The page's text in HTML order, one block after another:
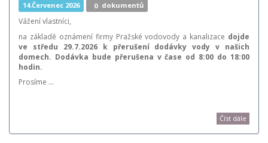
14.Červenec 2026 0 dokumentů
Vážení vlastníci,
na základě oznámení firmy Pražské vodovody a kanalizace dojde
ve středu 29.7.2026 k přerušení dodávky vody v našich
domech. Dodávka bude přerušena v čase od 8:00 do 18:00
hodin.
Prosíme ...
Číst dále